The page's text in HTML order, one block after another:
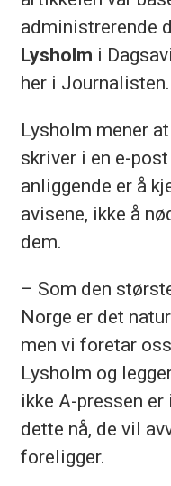
administrerende
Lysholm i
her i Journalisten.
Lysholm mener
skriver i en e-
anliggende er å
avisene, ikke å
dem.
– Som den
Norge er det
men vi foretar
Lysholm og
ikke A-pressen
dette nå, de vil
foreligger.